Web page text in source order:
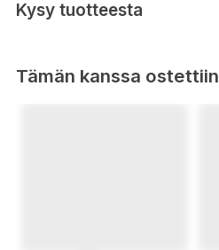
Kysy tuotteesta
Tämän kanssa ostettiin